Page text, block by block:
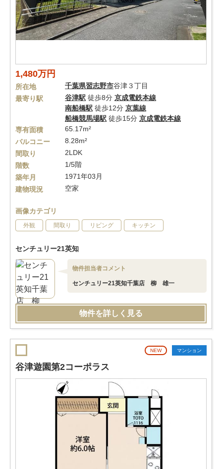
1,480万円
所在地 千葉県習志野市谷津３丁目
最寄り駅
谷津駅 徒歩8分 京成電鉄本線
南船橋駅 徒歩12分 京葉線
船橋競馬場駅 徒歩15分 京成電鉄本線
専有面積
65.17m²
バルコニー
8.28m²
間取り
2LDK
階数
1/5階
築年月
1971年03月
建物現況
空家
画像カテゴリ
外観 間取り リビング キッチン
センチュリー21英知
物件担当者コメント
センチュリー21英知千葉店 柳 雄一
物件を詳しく見る
NEW マンション
谷津遊園第2コーポラス